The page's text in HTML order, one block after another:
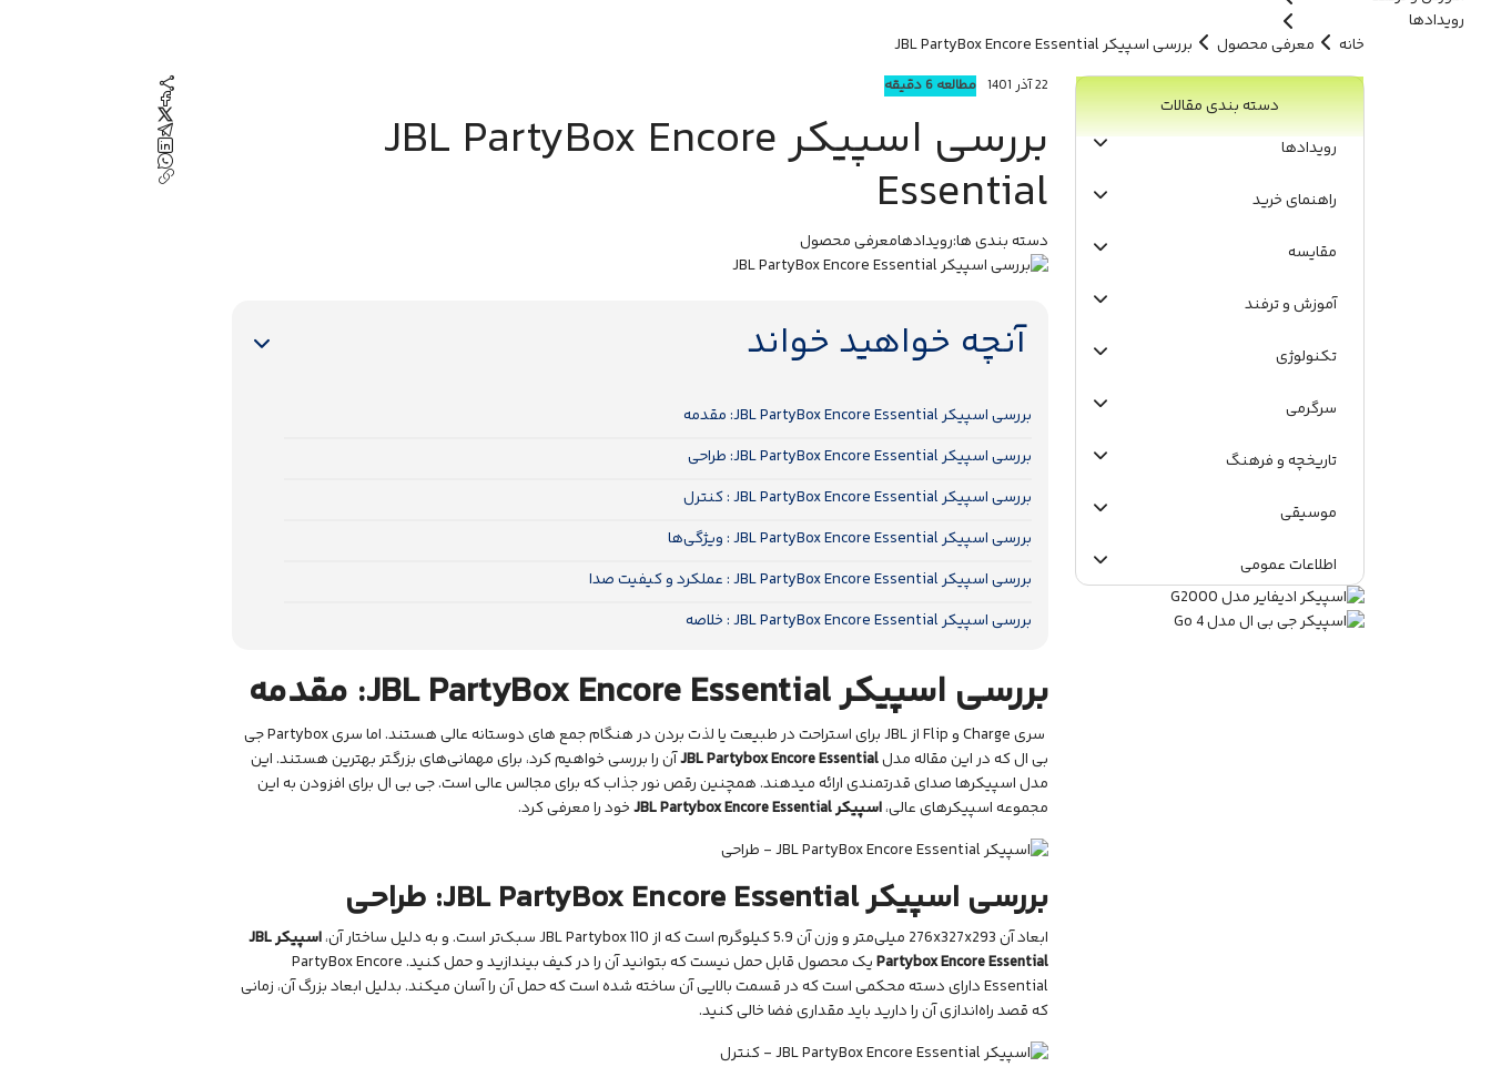
رویدادها
خانه معرفی محصول بررسی اسپیکر JBL PartyBox Encore Essential
دسته بندی مقالات
رویدادها
راهنمای خرید
مقایسه
آموزش و ترفند
تکنولوژی
سرگرمی
تاریخچه و فرهنگ
موسیقی
اطلاعات عمومی
22 آذر 1401 مطالعه 6 دقیقه
بررسی اسپیکر JBL PartyBox Encore
Essential
دسته بندی ها:رویدادهامعرفی محصول
آنچه خواهید خواند
بررسی اسپیکر JBL PartyBox Encore Essential: مقدمه
بررسی اسپیکر JBL PartyBox Encore Essential: طراحی
بررسی اسپیکر JBL PartyBox Encore Essential : کنترل
بررسی اسپیکر JBL PartyBox Encore Essential : ویژگی‌ها
بررسی اسپیکر JBL PartyBox Encore Essential : عملکرد و کیفیت صدا
بررسی اسپیکر JBL PartyBox Encore Essential : خلاصه
بررسی اسپیکرJBL PartyBox Encore Essential: مقدمه
سری Charge و Flip از JBL
برای استراحت در طبیعت یا لذت بردن در هنگام جمع های دوستانه عالی هستند. اما سری Partybox جی
بی ال که در این مقاله مدلJBL Partybox Encore Essentialآن را بررسی خواهیم کرد، برای مهمانی‌های بزرگتر بهترین هستند. این
مدل اسپیکر‌ها صدای قدرتمندی ارائه میدهند. همچنین رقص نور جذاب که برای مجالس عالی است. جی بی ال برای افزودن به این
مجموعه اسپیکرهای عالی،اسپیکرJBL Partybox Encore Essentialخود را معرفی کرد.
بررسی اسپیکرJBL PartyBox Encore Essential: طراحی
ابعاد آن 276x327x293 میلی‌متر و وزن آن 5.9 کیلوگرم است که از JBL Partybox 110سبک‌تر است. و به دلیل ساختار آن،اسپیکرJBL
Partybox Encore Essential
یک محصول قابل حمل نیست که بتوانید آن را در کیف بیندازید و حمل کنید. PartyBox Encore
Essential دارای دسته محکمی است که در قسمت بالایی آن ساخته شده است که حمل آن را آسان میکند. بدلیل ابعاد بزرگ آن، زمانی
که قصد راه‌اندازی آن را دارید باید مقداری فضا خالی کنید.